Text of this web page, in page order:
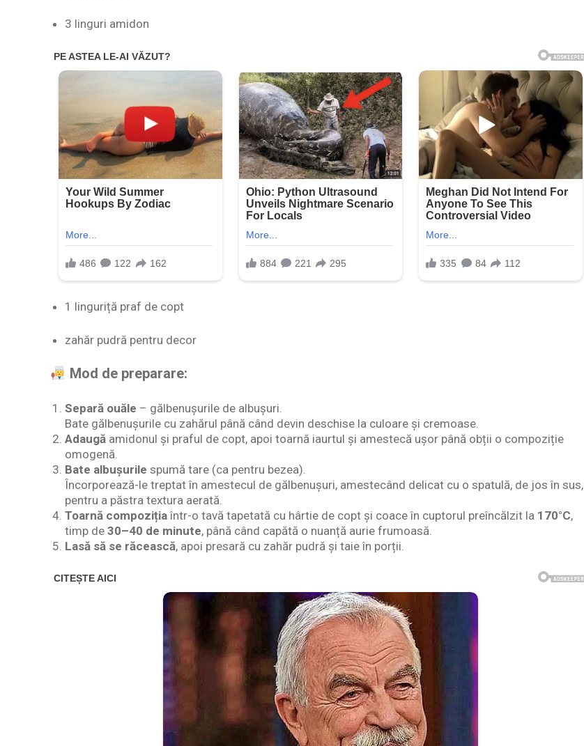
3 linguri amidon
1 linguriță praf de copt
zahăr pudră pentru decor
Mod de preparare:
Separă ouăle – gălbenușurile de albușuri.
Bate gălbenușurile cu zahărul până când devin deschise la culoare și cremoase.
Adaugă amidonul și praful de copt, apoi toarnă iaurtul și amestecă ușor până obții o compoziție
omogenă.
Bate albușurile spumă tare (ca pentru bezea).
Încorporează-le treptat în amestecul de gălbenușuri, amestecând delicat cu o spatulă, de jos în sus,
pentru a păstra textura aerată.
Toarnă compozițiaîntr-o tavă tapetată cu hârtie de copt și coace în cuptorul preîncălzit la 170°C,
timp de30–40 de minute, până când capătă o nuanță aurie frumoasă.
Lasă să se răcească, apoi presară cu zahăr pudră și taie în porții.